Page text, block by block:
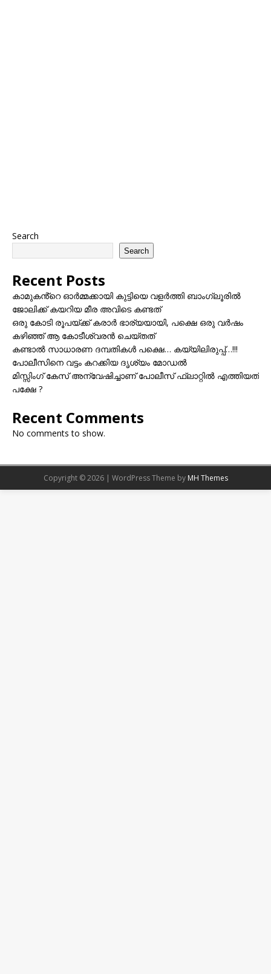
Search
Search
Recent Posts
കാമുകൻ്റെ ഓർമ്മക്കായി കുട്ടിയെ വളർത്തി ബാംഗ്ലൂരിൽ
ജോലിക്ക് കയറിയ മീര അവിടെ കണ്ടത്
ഒരു കോടി രൂപയ്ക്ക് കരാർ ഭാര്യയായി, പക്ഷെ ഒരു വർഷം
കഴിഞ്ഞ് ആ കോടീശ്വരൻ ചെയ്തത്
കണ്ടാൽ സാധാരണ ദമ്പതികൾ പക്ഷെ… കയ്യിലിരുപ്പ്…!!!
പോലീസിനെ വട്ടം കറക്കിയ ദൃശ്യം മോഡല്‍
മിസ്സിംഗ് കേസ് അന്വേഷിച്ചാണ് പോലീസ് ഫ്ലാറ്റിൽ എത്തിയത്
പക്ഷേ ?
Recent Comments
No comments to show.
Copyright © 2026 | WordPress Theme by MH Themes